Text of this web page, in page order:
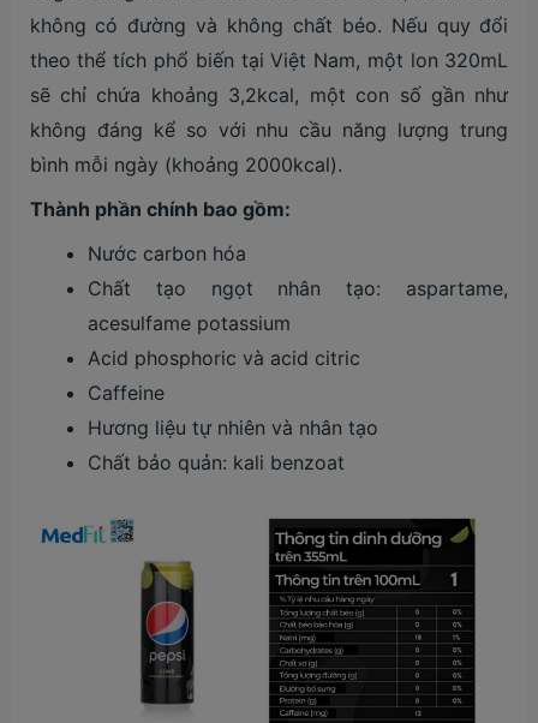
không có đường và không chất béo. Nếu quy đổi
theo thể tích phổ biến tại Việt Nam, một lon 320mL
sẽ chỉ chứa khoảng 3,2kcal, một con số gần như
không đáng kể so với nhu cầu năng lượng trung
bình mỗi ngày (khoảng 2000kcal).
Thành phần chính bao gồm:
Nước carbon hóa
Chất tạo ngọt nhân tạo: aspartame,
acesulfame potassium
Acid phosphoric và acid citric
Caffeine
Hương liệu tự nhiên và nhân tạo
Chất bảo quản: kali benzoat